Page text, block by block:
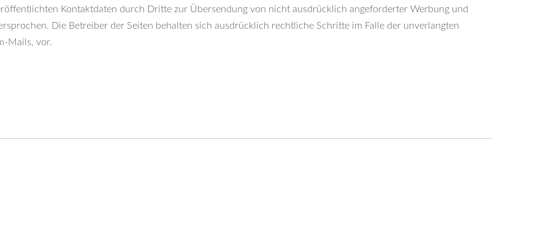
Kontaktdaten durch Dritte zur Übersendung von nicht ausdrücklich angeforderter Werbung und
Die Betreiber der Seiten behalten sich ausdrücklich rechtliche Schritte im Falle der unverlangten
Mails, vor.